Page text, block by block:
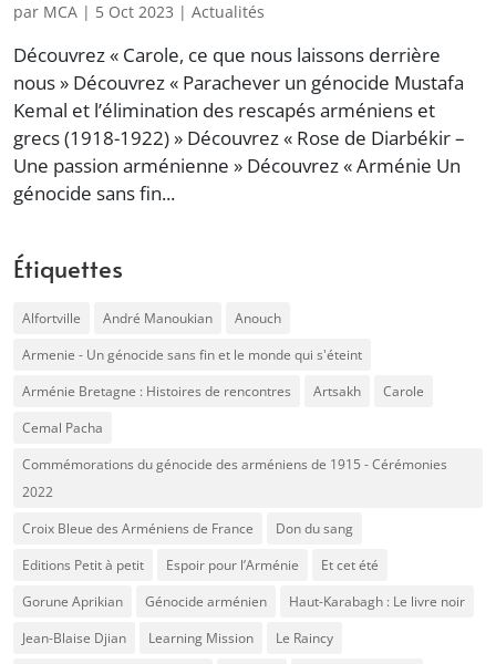
par MCA | 5 Oct 2023 | Actualités
Découvrez « Carole, ce que nous laissons derrière
nous » Découvrez « Parachever un génocide Mustafa
Kemal et l’élimination des rescapés arméniens et
grecs (1918-1922) » Découvrez « Rose de Diarbékir –
Une passion arménienne » Découvrez « Arménie Un
génocide sans fin...
Étiquettes
Alfortville André Manoukian
Anouch
Armenie - Un génocide sans fin et le monde qui s'éteint
Arménie Bretagne : Histoires de rencontres
Artsakh
Carole
Cemal Pacha
Commémorations du génocide des arméniens de 1915 - Cérémonies
2022
Croix Bleue des Arméniens de France
Don du sang
Editions Petit à petit
Espoir pour l’Arménie
Et cet été
Gorune Aprikian
Génocide arménien
Haut-Karabagh : Le livre noir
Jean-Blaise Djian
Learning Mission
Le Raincy